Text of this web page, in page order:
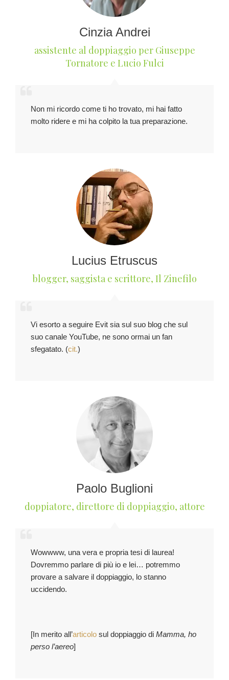
Cinzia Andrei
assistente al doppiaggio per Giuseppe
Tornatore e Lucio Fulci
Non mi ricordo come ti ho trovato, mi hai fatto
molto ridere e mi ha colpito la tua preparazione.
Lucius Etruscus
blogger, saggista e scrittore, Il Zinefilo
Vi esorto a seguire Evit sia sul suo blog che sul
suo canale YouTube, ne sono ormai un fan
sfegatato. (cit.)
Paolo Buglioni
doppiatore, direttore di doppiaggio, attore
Wowwww, una vera e propria tesi di laurea!
Dovremmo parlare di più io e lei… potremmo
provare a salvare il doppiaggio, lo stanno
uccidendo.
[In merito all’articolo sul doppiaggio di Mamma, ho
perso l’aereo]